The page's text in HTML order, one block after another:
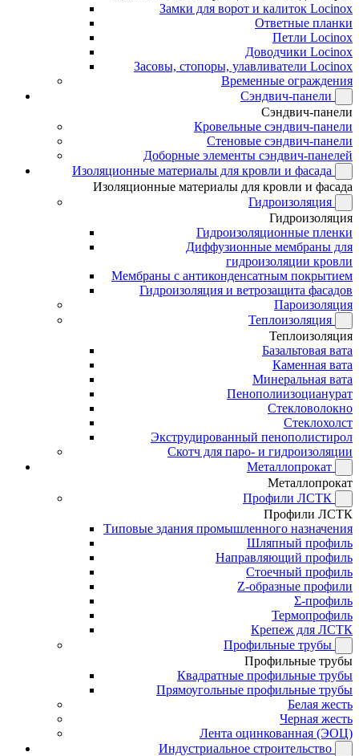
Замки для ворот и калиток Locinox
Ответные планки
Петли Locinox
Доводчики Locinox
Засовы, стопоры, улавливатели Locinox
Временные ограждения
Сэндвич-панели
Сэндвич-панели
Кровельные сэндвич-панели
Стеновые сэндвич-панели
Доборные элементы сэндвич-панелей
Изоляционные материалы для кровли и фасада
Изоляционные материалы для кровли и фасада
Гидроизоляция
Гидроизоляция
Гидроизоляционные пленки
Диффузионные мембраны для
гидроизоляции кровли
Мембраны с антиконденсатным покрытием
Гидроизоляция и ветрозащита фасадов
Пароизоляция
Теплоизоляция
Теплоизоляция
Базальтовая вата
Каменная вата
Минеральная вата
Пенополиизоцианурат
Стекловолокно
Стеклохолст
Экструдированный пенополистирол
Скотч для паро- и гидроизоляции
Металлопрокат
Металлопрокат
Профили ЛСТК
Профили ЛСТК
Типовые здания промышленного назначения
Шляпный профиль
Направляющий профиль
Стоечный профиль
Z-образные профили
Σ-профиль
Термопрофиль
Крепеж для ЛСТК
Профильные трубы
Профильные трубы
Квадратные профильные трубы
Прямоугольные профильные трубы
Белая жесть
Черная жесть
Лента оцинкованная (ЭОЦ)
Индустриальное строительство